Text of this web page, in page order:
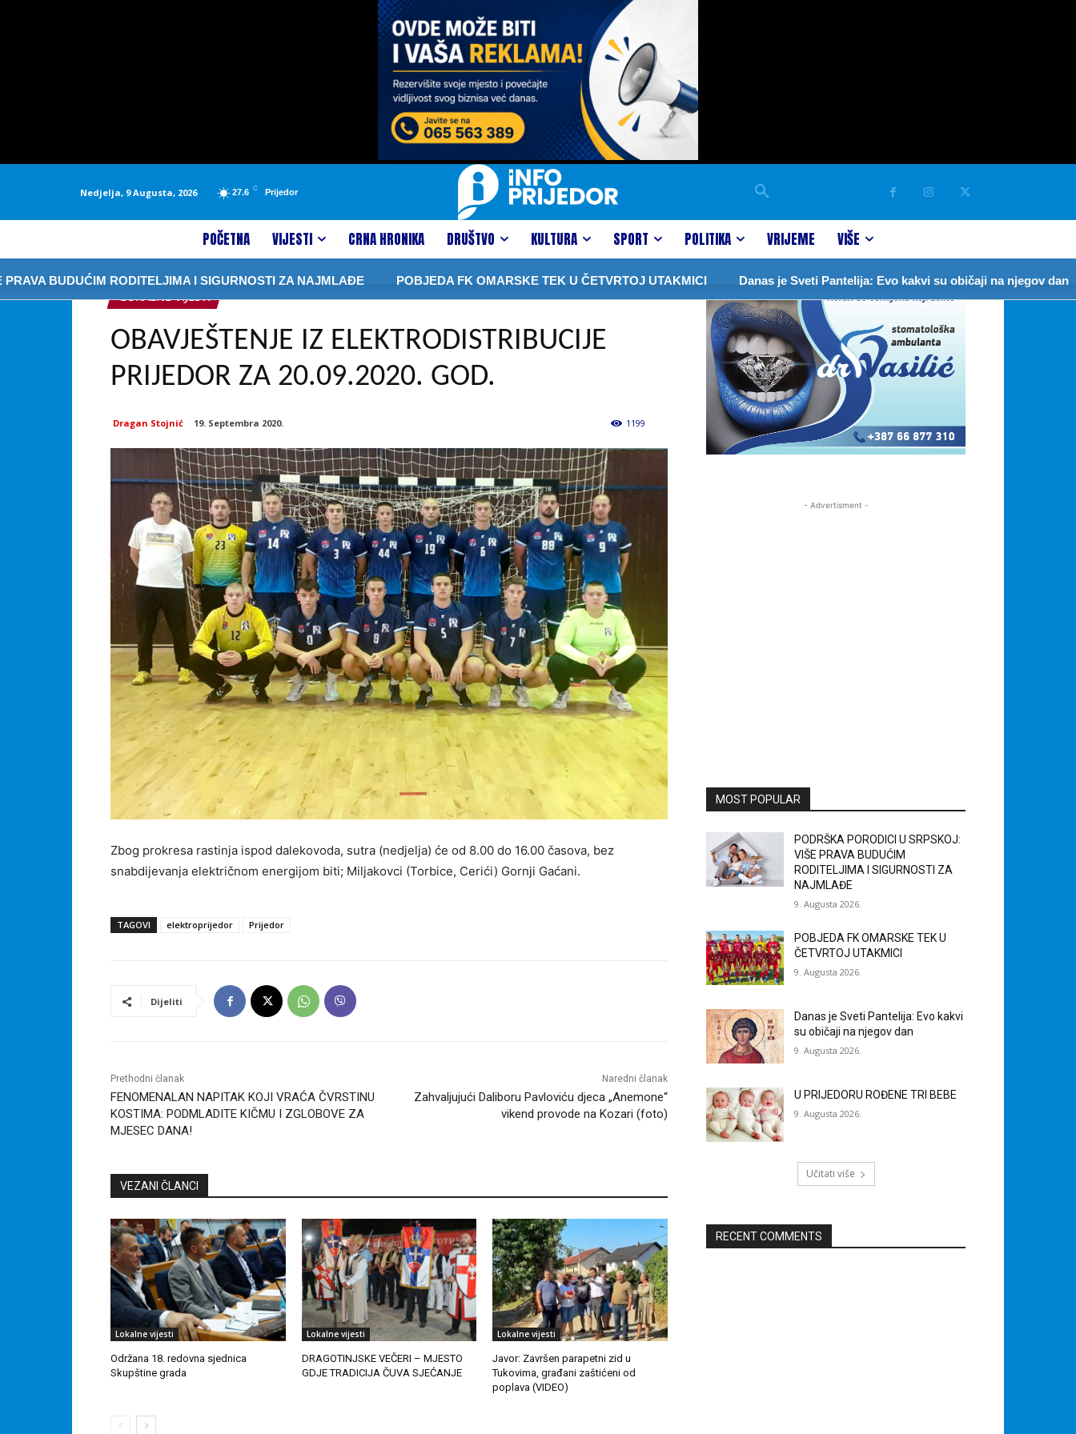
Nedjelja, 9 Augusta, 2026 27.6 C Prijedor
POČETNA VIJESTI CRNA HRONIKA DRUŠTVO KULTURA SPORT POLITIKA VRIJEME VIŠE
BUDUĆIM RODITELJIMA I SIGURNOSTI ZA NAJMLAĐE POBJEDA FK OMARSKE TEK U ČETVRTOJ UTAKMICI Danas je Sveti Pantelija: Evo kakvi su običaji na njegov dan
LOKALNE VIJESTI
OBAVJEŠTENJE IZ ELEKTRODISTRIBUCIJE
PRIJEDOR ZA 20.09.2020. GOD.
Dragan Stojnić 19. Septembra 2020. 1199
Zbog prokresa rastinja ispod dalekovoda, sutra (nedjelja) će od 8.00 do 16.00 časova, bez
snabdijevanja električnom energijom biti; Miljakovci (Torbice, Cerići) Gornji Gaćani.
TAGOVI elektroprijedor Prijedor
Dijeliti
Prethodni članak
FENOMENALAN NAPITAK KOJI VRAĆA ČVRSTINU
KOSTIMA: PODMLADITE KIČMU I ZGLOBOVE ZA
MJESEC DANA!
Naredni članak
Zahvaljujući Daliboru Pavloviću djeca „Anemone“
vikend provode na Kozari (foto)
VEZANI ČLANCI
Lokalne vijesti
Održana 18. redovna sjednica
Skupštine grada
Lokalne vijesti
DRAGOTINJSKE VEČERI – MJESTO
GDJE TRADICIJA ČUVA SJEĆANJE
Lokalne vijesti
Javor: Završen parapetni zid u
Tukovima, građani zaštićeni od
poplava (VIDEO)
- Advertisment -
MOST POPULAR
PODRŠKA PORODICI U SRPSKOJ:
VIŠE PRAVA BUDUĆIM
RODITELJIMA I SIGURNOSTI ZA
NAJMLAĐE
9. Augusta 2026.
POBJEDA FK OMARSKE TEK U
ČETVRTOJ UTAKMICI
9. Augusta 2026.
Danas je Sveti Pantelija: Evo kakvi
su običaji na njegov dan
9. Augusta 2026.
U PRIJEDORU ROĐENE TRI BEBE
9. Augusta 2026.
Učitati više
RECENT COMMENTS